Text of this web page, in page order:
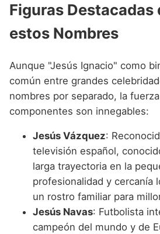
Figuras Destacadas
estos Nombres
Aunque "Jesús Ignacio" como
común entre grandes
nombres por separado, la
componentes son innegables:
Jesús Vázquez:
televisión español,
larga trayectoria en la
profesionalidad y cercanía
un rostro familiar para
Jesús Navas: Futbolista
campeón del mundo y de